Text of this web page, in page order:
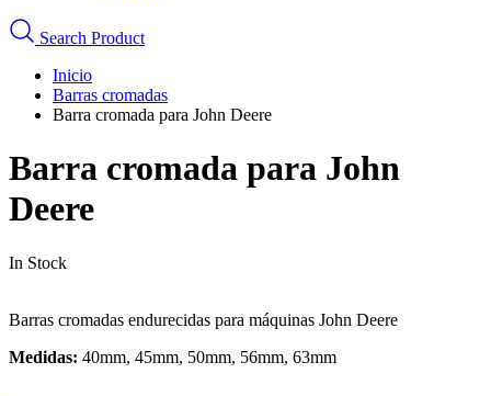
Search Product
Inicio
Barras cromadas
Barra cromada para John Deere
Barra cromada para John
Deere
In Stock
Barras cromadas endurecidas para máquinas John Deere
Medidas: 40mm, 45mm, 50mm, 56mm, 63mm